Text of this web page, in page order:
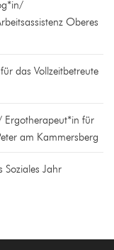
Oberes
das Vollzeitbetreute
Ergotherapeut*in für
am Kammersberg
Soziales Jahr